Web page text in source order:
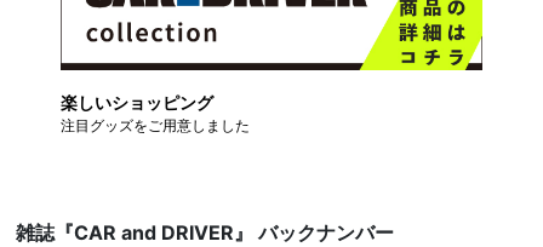
楽しいショッピング
注目グッズをご用意しました
雑誌『CAR and DRIVER』 バックナンバー